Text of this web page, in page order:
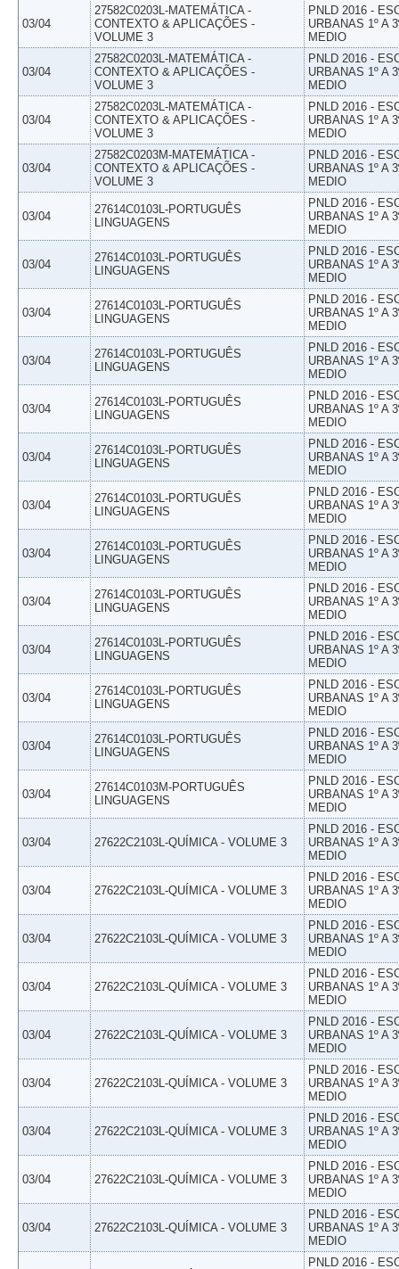
03/04
27582C0203L-MATEMÁTICA -
CONTEXTO & APLICAÇÕES -
VOLUME 3
PNLD 2016 -
URBANAS 1º A
MEDIO
03/04
27582C0203L-MATEMÁTICA -
CONTEXTO & APLICAÇÕES -
VOLUME 3
PNLD 2016 -
URBANAS 1º A
MEDIO
03/04
27582C0203L-MATEMÁTICA -
CONTEXTO & APLICAÇÕES -
VOLUME 3
PNLD 2016 -
URBANAS 1º A
MEDIO
03/04
27582C0203M-MATEMÁTICA -
CONTEXTO & APLICAÇÕES -
VOLUME 3
PNLD 2016 -
URBANAS 1º A
MEDIO
03/04
27614C0103L-PORTUGUÊS
LINGUAGENS
PNLD 2016 -
URBANAS 1º A
MEDIO
03/04
27614C0103L-PORTUGUÊS
LINGUAGENS
PNLD 2016 -
URBANAS 1º A
MEDIO
03/04
27614C0103L-PORTUGUÊS
LINGUAGENS
PNLD 2016 -
URBANAS 1º A
MEDIO
03/04
27614C0103L-PORTUGUÊS
LINGUAGENS
PNLD 2016 -
URBANAS 1º A
MEDIO
03/04
27614C0103L-PORTUGUÊS
LINGUAGENS
PNLD 2016 -
URBANAS 1º A
MEDIO
03/04
27614C0103L-PORTUGUÊS
LINGUAGENS
PNLD 2016 -
URBANAS 1º A
MEDIO
03/04
27614C0103L-PORTUGUÊS
LINGUAGENS
PNLD 2016 -
URBANAS 1º A
MEDIO
03/04
27614C0103L-PORTUGUÊS
LINGUAGENS
PNLD 2016 -
URBANAS 1º A
MEDIO
03/04
27614C0103L-PORTUGUÊS
LINGUAGENS
PNLD 2016 -
URBANAS 1º A
MEDIO
03/04
27614C0103L-PORTUGUÊS
LINGUAGENS
PNLD 2016 -
URBANAS 1º A
MEDIO
03/04
27614C0103L-PORTUGUÊS
LINGUAGENS
PNLD 2016 -
URBANAS 1º A
MEDIO
03/04
27614C0103L-PORTUGUÊS
LINGUAGENS
PNLD 2016 -
URBANAS 1º A
MEDIO
03/04
27614C0103M-PORTUGUÊS
LINGUAGENS
PNLD 2016 -
URBANAS 1º A
MEDIO
03/04 27622C2103L-QUÍMICA - VOLUME 3
PNLD 2016 -
URBANAS 1º A
MEDIO
03/04 27622C2103L-QUÍMICA - VOLUME 3
PNLD 2016 -
URBANAS 1º A
MEDIO
03/04 27622C2103L-QUÍMICA - VOLUME 3
PNLD 2016 -
URBANAS 1º A
MEDIO
03/04 27622C2103L-QUÍMICA - VOLUME 3
PNLD 2016 -
URBANAS 1º A
MEDIO
03/04 27622C2103L-QUÍMICA - VOLUME 3
PNLD 2016 -
URBANAS 1º A
MEDIO
03/04 27622C2103L-QUÍMICA - VOLUME 3
PNLD 2016 -
URBANAS 1º A
MEDIO
03/04 27622C2103L-QUÍMICA - VOLUME 3
PNLD 2016 -
URBANAS 1º A
MEDIO
03/04 27622C2103L-QUÍMICA - VOLUME 3
PNLD 2016 -
URBANAS 1º A
MEDIO
03/04 27622C2103L-QUÍMICA - VOLUME 3
PNLD 2016 -
URBANAS 1º A
MEDIO
PNLD 2016 -